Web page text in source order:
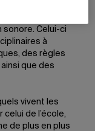
en éducation
sonore. Celui-ci
à
des règles
que des
vivent les
de l’école,
de plus en plus